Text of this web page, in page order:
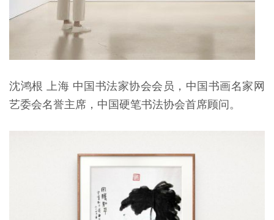
沈鸿根 上海 中国书法家协会会员，中国书画名家网
艺委会名誉主席，中国硬笔书法协会首席顾问。